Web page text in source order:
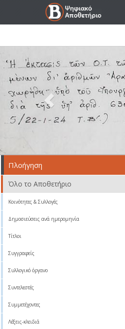
Πλοήγηση
Όλο το Αποθετήριο
Κοινότητες & Συλλογές
Δημοσιεύσεις ανά ημερομηνία
Τίτλοι
Συγγραφείς
Συλλογικό όργανο
Συντελεστές
Συμμετέχοντες
Λέξεις-κλειδιά